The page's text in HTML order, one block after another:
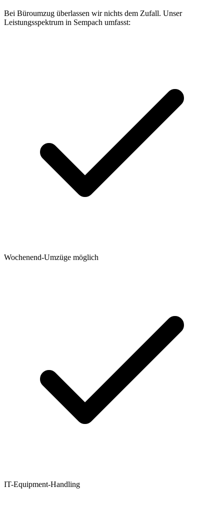
Bei Büroumzug überlassen wir nichts dem Zufall. Unser
Leistungsspektrum in Sempach umfasst:
Wochenend-Umzüge möglich
IT-Equipment-Handling